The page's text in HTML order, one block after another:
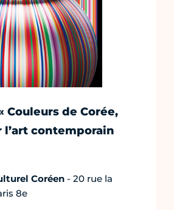
Couleurs de Corée,
l’art contemporain
Coréen - 20 rue la
8e